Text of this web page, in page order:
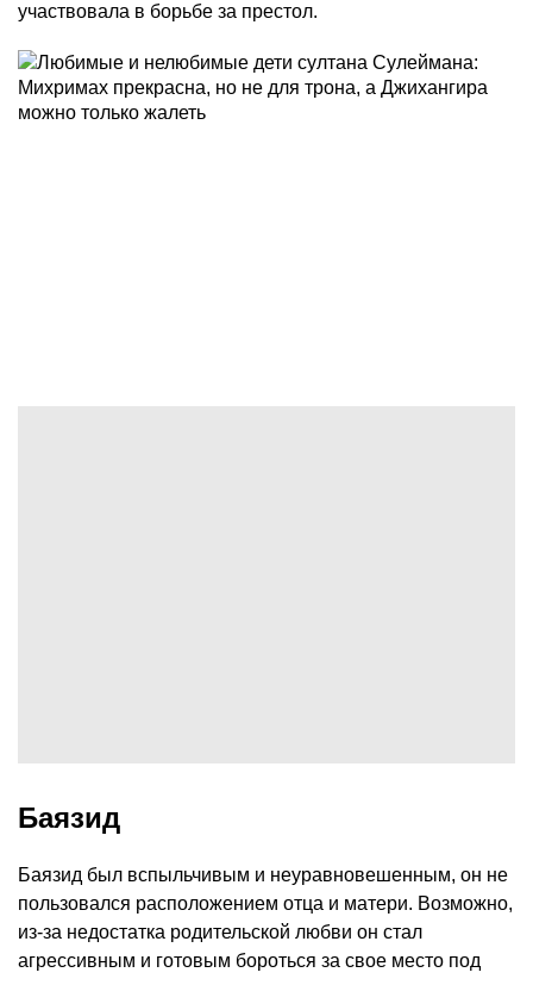
участвовала в борьбе за престол.
Баязид
Баязид был вспыльчивым и неуравновешенным, он не
пользовался расположением отца и матери. Возможно,
из-за недостатка родительской любви он стал
агрессивным и готовым бороться за свое место под